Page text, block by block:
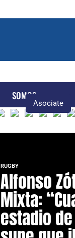
Asociate
SOMOS
RUGBY
Alfonso
Mixta:
estadio